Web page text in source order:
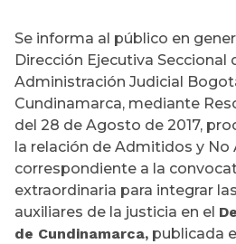
Se informa al público en
Dirección Ejecutiva Seccional
Administración Judicial
Cundinamarca, mediante
del 28 de Agosto de 2017,
la relación de Admitidos y No
correspondiente a la
extraordinaria para integrar
auxiliares de la justicia en el
de Cundinamarca, publicada